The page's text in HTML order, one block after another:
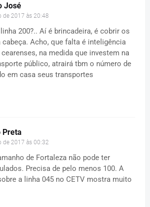
José
de 2017 às 20:48
200?.. Aí é brincadeira, é cobrir os
cabeça. Acho, que falta é inteligência
na medida que investem na
público, atrairá tbm o número de
em casa seus transportes
Preta
de 2017 às 00:32
de Fortaleza não pode ter
Precisa de pelo menos 100. A
a linha 045 no CETV mostra muito